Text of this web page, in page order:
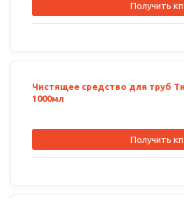
Получить кп
Чистящее средство для труб
1000мл
Получить кп